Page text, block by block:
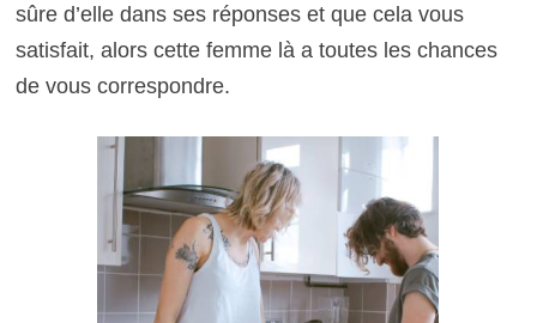
sûre d’elle dans ses réponses et que cela vous
satisfait, alors cette femme là a toutes les chances
de vous correspondre.